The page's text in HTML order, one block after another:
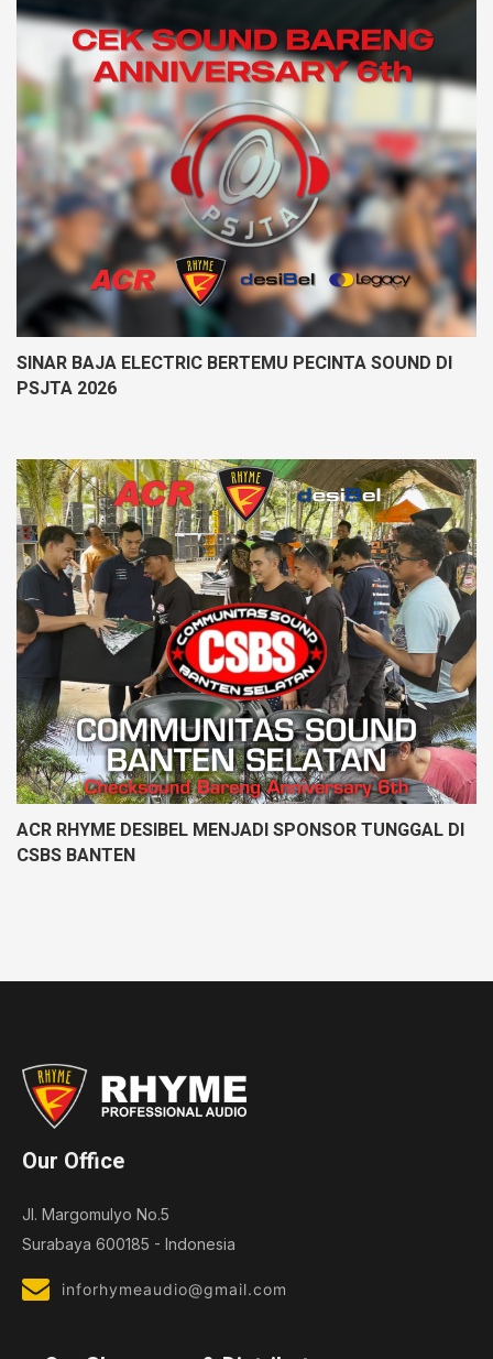
SINAR BAJA ELECTRIC BERTEMU PECINTA SOUND DI
PSJTA 2026
ACR RHYME DESIBEL MENJADI SPONSOR TUNGGAL DI
CSBS BANTEN
Our Office
Jl. Margomulyo No.5
Surabaya 600185 - Indonesia
inforhymeaudio@gmail.com